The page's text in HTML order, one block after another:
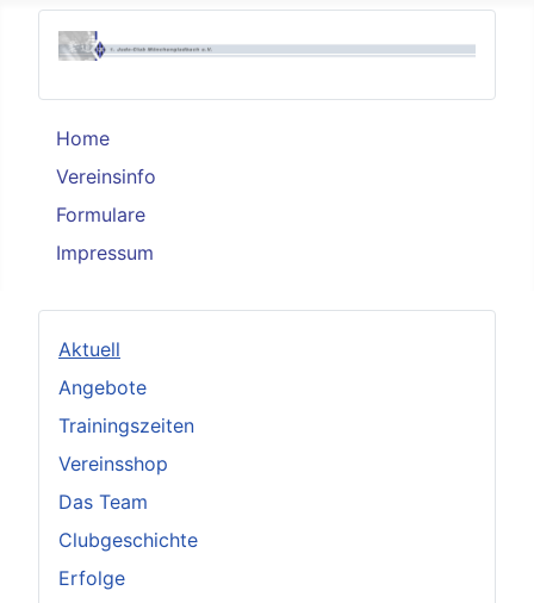
Home
Vereinsinfo
Formulare
Impressum
Aktuell
Angebote
Trainingszeiten
Vereinsshop
Das Team
Clubgeschichte
Erfolge